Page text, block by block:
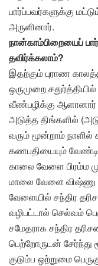
பார்ப்பவர்களுக்கு
அருளினார்.
நான்காம்பிறையைப்
தவிர்க்கலாம்?
இதற்கும் புராண
ஒருமுறை
வீண்பழிக்கு
அடுத்த திங்களில்
வரும் மூன்றாம்
கணபதியையும் வேண்டி
காலை வேளை பிரம்ம
மாலை வேளை விஷ்ணு
வேளையில் சந்திர
வழிபட்டால் செல்வம்
சமேதராக சந்திர
பெற்றோருடன் சேர்ந்து
குடும்ப ஒற்றுமை